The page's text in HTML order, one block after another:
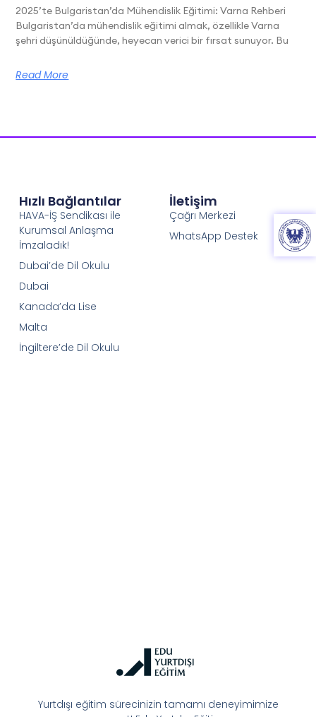
2025’te Bulgaristan’da Mühendislik Eğitimi: Varna Rehberi
Bulgaristan’da mühendislik eğitimi almak, özellikle Varna
şehri düşünüldüğünde, heyecan verici bir fırsat sunuyor. Bu
Read More
Yurtdışı eğitim sürecinizin tamamı deneyimimize
Hızlı Bağlantılar
HAVA-İŞ Sendikası ile
Kurumsal Anlaşma
İmzaladık!
Dubai’de Dil Okulu
Dubai
Kanada’da Lise
Malta
İngiltere’de Dil Okulu
İletişim
Çağrı Merkezi
WhatsApp Destek